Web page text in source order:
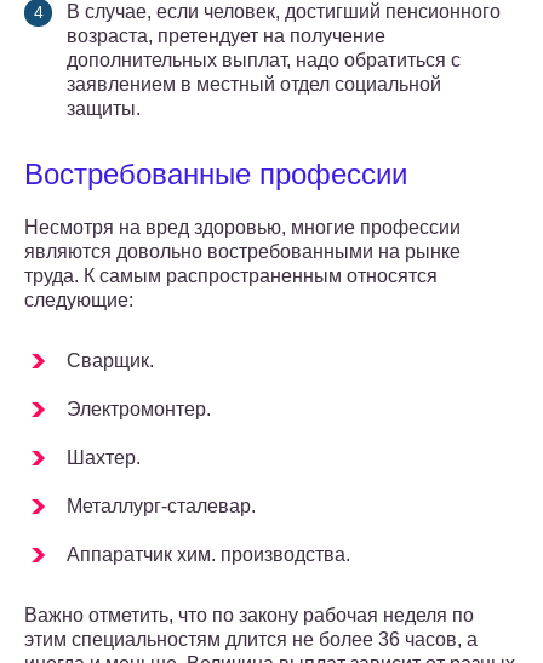
В случае, если человек, достигший пенсионного
возраста, претендует на получение
дополнительных выплат, надо обратиться с
заявлением в местный отдел социальной
защиты.
Востребованные профессии
Несмотря на вред здоровью, многие профессии
являются довольно востребованными на рынке
труда. К самым распространенным относятся
следующие:
Сварщик.
Электромонтер.
Шахтер.
Металлург-сталевар.
Аппаратчик хим. производства.
Важно отметить, что по закону рабочая неделя по
этим специальностям длится не более 36 часов, а